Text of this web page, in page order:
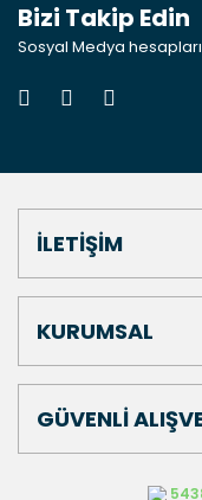
Bizi Takip Edin
Sosyal Medya
İLETİŞİM
KURUMSAL
GÜVENLİ